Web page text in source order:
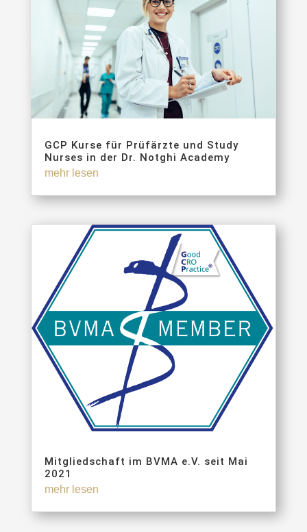
GCP Kurse für Prüfärzte und Study
Nurses in der Dr. Notghi Academy
mehr lesen
Mitgliedschaft im BVMA e.V. seit Mai
2021
mehr lesen